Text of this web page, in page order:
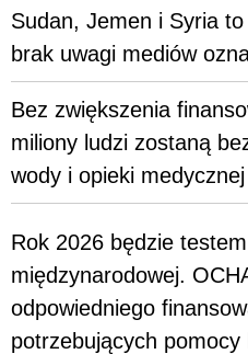
Sudan, Jemen i Syria
brak uwagi mediów
Bez zwiększenia
miliony ludzi zostaną
wody i opieki medycznej
Rok 2026 będzie
międzynarodowej.
odpowiedniego
potrzebujących